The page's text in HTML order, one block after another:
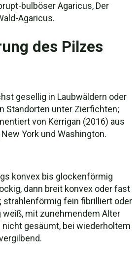
bulböser Agaricus, Der
Agaricus.
des Pilzes
gesellig in Laubwäldern oder
Standorten unter Zierfichten;
von Kerrigan (2016) aus
York und Washington.
konvex bis glockenförmig
dann breit konvex oder fast
strahlenförmig fein fibrilliert oder
weiß, mit zunehmendem Alter
nicht gesäumt, bei wiederholtem